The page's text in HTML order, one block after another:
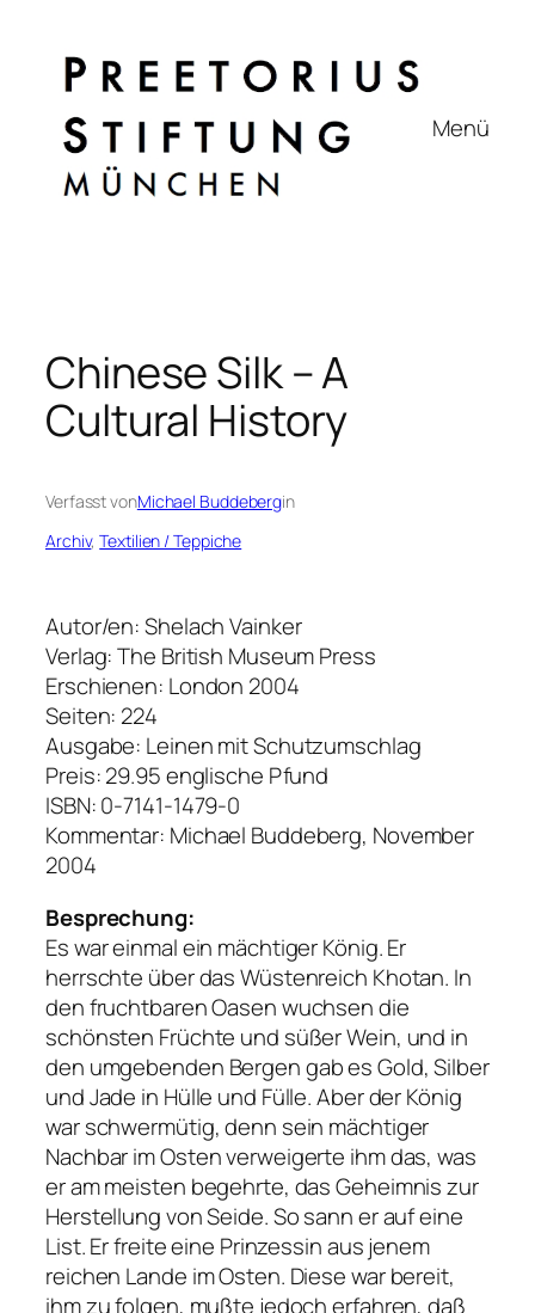
springen
Menü
Chinese Silk – A
Cultural History
Verfasst vonMichael Buddebergin
Archiv, Textilien / Teppiche
Autor/en: Shelach Vainker
Verlag: The British Museum Press
Erschienen: London 2004
Seiten: 224
Ausgabe: Leinen mit Schutzumschlag
Preis: 29.95 englische Pfund
ISBN: 0-7141-1479-0
Kommentar: Michael Buddeberg, November
2004
Besprechung:
Es war einmal ein mächtiger König. Er
herrschte über das Wüstenreich Khotan. In
den fruchtbaren Oasen wuchsen die
schönsten Früchte und süßer Wein, und in
den umgebenden Bergen gab es Gold, Silber
und Jade in Hülle und Fülle. Aber der König
war schwermütig, denn sein mächtiger
Nachbar im Osten verweigerte ihm das, was
er am meisten begehrte, das Geheimnis zur
Herstellung von Seide. So sann er auf eine
List. Er freite eine Prinzessin aus jenem
reichen Lande im Osten. Diese war bereit,
ihm zu folgen, mußte jedoch erfahren, daß